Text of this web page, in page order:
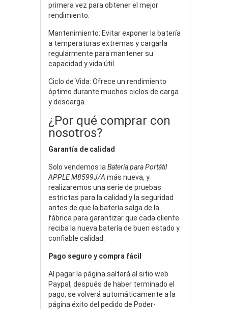
primera vez para obtener el mejor
rendimiento.
Mantenimiento: Evitar exponer la batería
a temperaturas extremas y cargarla
regularmente para mantener su
capacidad y vida útil.
Ciclo de Vida: Ofrece un rendimiento
óptimo durante muchos ciclos de carga
y descarga.
¿Por qué comprar con
nosotros?
Garantía de calidad
Solo vendemos la Batería para Portátil
APPLE M8599J/A más nueva, y
realizaremos una serie de pruebas
estrictas para la calidad y la seguridad
antes de que la batería salga de la
fábrica para garantizar que cada cliente
reciba la nueva batería de buen estado y
confiable calidad.
Pago seguro y compra fácil
Al pagar la página saltará al sitio web
Paypal, después de haber terminado el
pago, se volverá automáticamente a la
página éxito del pedido de Poder-